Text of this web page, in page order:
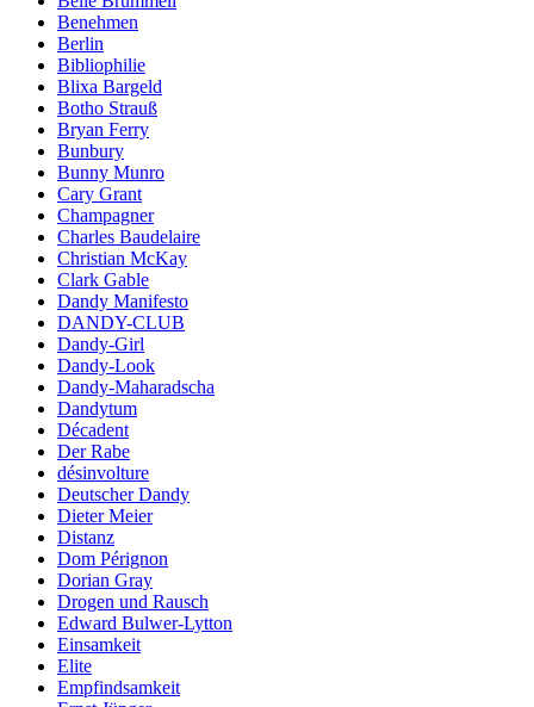
Benehmen
Berlin
Bibliophilie
Blixa Bargeld
Botho Strauß
Bryan Ferry
Bunbury
Bunny Munro
Cary Grant
Champagner
Charles Baudelaire
Christian McKay
Clark Gable
Dandy Manifesto
DANDY-CLUB
Dandy-Girl
Dandy-Look
Dandy-Maharadscha
Dandytum
Décadent
Der Rabe
désinvolture
Deutscher Dandy
Dieter Meier
Distanz
Dom Pérignon
Dorian Gray
Drogen und Rausch
Edward Bulwer-Lytton
Einsamkeit
Elite
Empfindsamkeit